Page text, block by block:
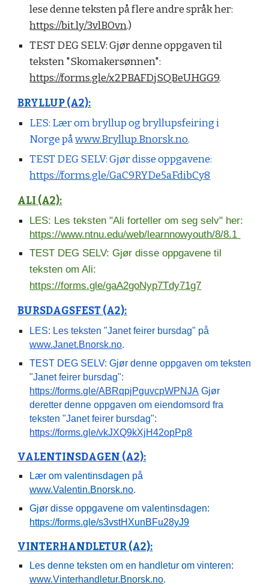
lese denne teksten på flere andre språk her:
https://bit.ly/3vlBOvn.)
TEST DEG SELV:Gjør denne oppgaven til
teksten "Skomakersønnen":
https://forms.gle/x2PBAFDjSQBeUHGG9.
BRYLLUP (A2):
LES: Lær om bryllup og bryllupsfeiring i
Norge påwww.Bryllup.Bnorsk.no.
TEST DEG SELV: Gjør disse oppgavene:
https://forms.gle/GaC9RYDe5aFdibCy8
ALI (A2):
LES: Les teksten "Ali forteller om seg selv" her:
https://www.ntnu.edu/web/learnnowyouth/8/8.1
TEST DEG SELV: Gjør disse oppgavene til
teksten om Ali:
https://forms.gle/gaA2goNyp7Tdy71g7
BURSDAGSFEST (A2):
LES: Les teksten "Janet feirer bursdag" på
www.Janet.Bnorsk.no.
TEST DEG SELV:Gjør denne oppgaven om teksten
"Janet feirer bursdag":
https://forms.gle/ABRqpjPguvcpWPNJA Gjør
deretter denne oppgaven om eiendomsord fra
teksten "Janet feirer bursdag":
https://forms.gle/vkJXQ9kXjH42opPp8
VALENTINSDAGEN (A2):
Lær om valentinsdagen på
www.Valentin.Bnorsk.no.
Gjør disse oppgavene om valentinsdagen:
https://forms.gle/s3vstHXunBFu28yJ9
VINTERHANDLETUR (A2):
Les denne teksten om en handletur om vinteren:
www.Vinterhandletur.Bnorsk.no.